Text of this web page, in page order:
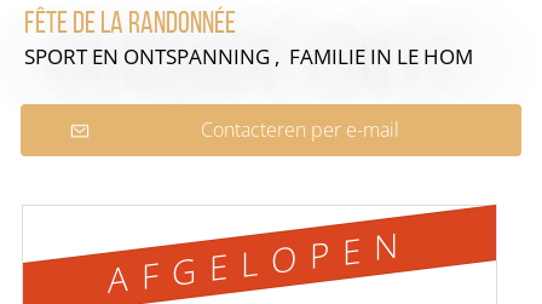
Fête de la Randonnée
SPORT EN ONTSPANNING , FAMILIE IN LE HOM
Contacteren per e-mail
AFGELOPEN